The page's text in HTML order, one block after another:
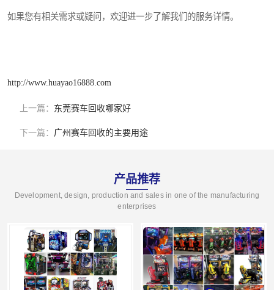
如果您有相关需求或疑问，欢迎进一步了解我们的服务详情。
http://www.huayao16888.com
上一篇： 东莞赛车回收哪家好
下一篇： 广州赛车回收的主要用途
产品推荐
Development, design, production and sales in one of the manufacturing
enterprises